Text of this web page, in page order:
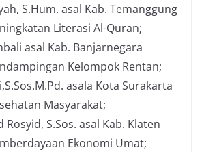
S.Hum. asal Kab. Temanggung
Literasi Al-Quran;
asal Kab. Banjarnegara
Kelompok Rentan;
asala Kota Surakarta
Masyarakat;
S.Sos. asal Kab. Klaten
Ekonomi Umat;